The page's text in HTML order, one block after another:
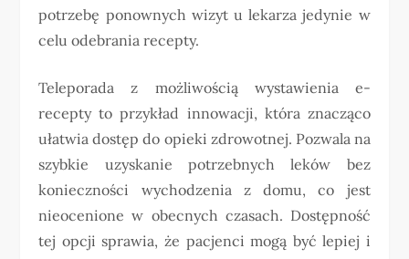
potrzebę ponownych wizyt u lekarza jedynie w
celu odebrania recepty.
Teleporada z możliwością wystawienia e-
recepty to przykład innowacji, która znacząco
ułatwia dostęp do opieki zdrowotnej. Pozwala na
szybkie uzyskanie potrzebnych leków bez
konieczności wychodzenia z domu, co jest
nieocenione w obecnych czasach. Dostępność
tej opcji sprawia, że pacjenci mogą być lepiej i